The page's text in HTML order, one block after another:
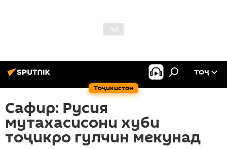
Тоҷикистон
ТОҶ
Сафир: Русия
мутахасисони хуби
тоҷикро гулчин мекунад